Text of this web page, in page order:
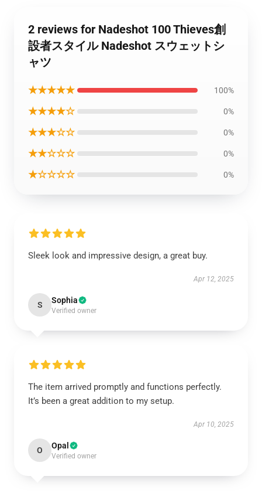
2 reviews for Nadeshot 100 Thieves創
設者スタイル Nadeshot スウェットシ
ャツ
★★★★★ 100%
★★★★☆ 0%
★★★☆☆ 0%
★★☆☆☆ 0%
★☆☆☆☆ 0%
Sleek look and impressive design, a great buy.
Apr 12, 2025
S Sophia
Verified owner
The item arrived promptly and functions perfectly.
It’s been a great addition to my setup.
Apr 10, 2025
O Opal
Verified owner